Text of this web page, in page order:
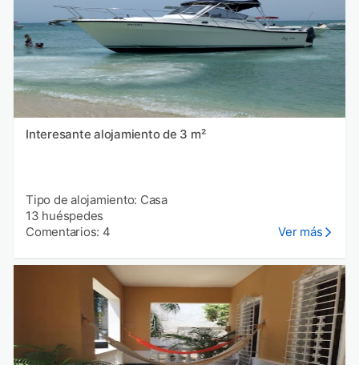
Interesante alojamiento de 3 m²
Tipo de alojamiento: Casa
13 huéspedes
Comentarios: 4
Ver más